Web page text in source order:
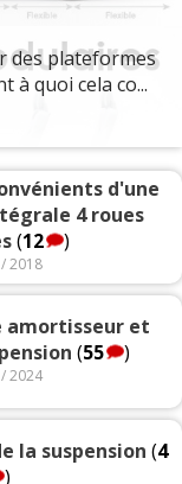
des plateformes
à quoi cela co...
d'une
4 roues
(12 )
2018
amortisseur et
(55 )
2024
la suspension (4
)